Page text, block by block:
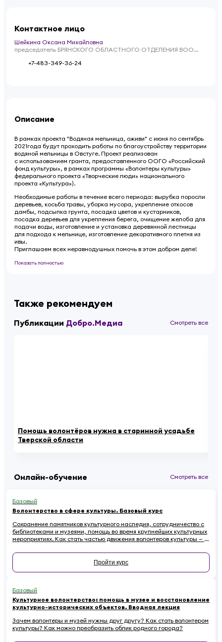
Контактное лицо
Шейкина Оксана Михайловна
председатель БРЯНСКОГО ОБЛАСТНОГО ОТДЕЛЕНИЯ ВОО
+7-483-349-36-24
Описание
В рамках проекта "Водяная мельница, оживи" с июня по сентябрь
2021года будут проходить работы по благоустройству территории
водяной мельницы в Овстуге. Проект реализован
с использованием гранта, предоставленного ООГО «Российский
фонд культуры», в рамках программы «Волонтеры культуры»
федерального проекта «Творческие люди» национального
проекта «Культура»).
Необходимые работы в течение всего периода: вырубка поросли
деревьев, косьба травы, уборка мусора, укрепление откосов
дамбы, подсыпка грунта, посадка цветов и кустарников,
посадка деревьев для укрепления берега, очищение желоба для
подачи воды, изготовление и установка деревянной лестницы
для подхода к мельнице, изготовление декоративного плетня из
ивы.
Приглашаем всех неравнодушных помочь в этом добром деле!
Показать полностью
Также рекомендуем
Публикации Добро.Медиа Смотреть все
Помощь волонтёров нужна в старинной усадьбе
Тверской области
Онлайн-обучение Смотреть все
Базовый
Волонтерство в сфере культуры. Базовый курс
Сохранение памятников культурного наследия, сотрудничество с
библиотеками и музеями, помощь во время крупнейших культурных
мероприятиях. Как стать частью движения волонтеров культуры — в
Пройти курс
Базовый
Культурное волонтерство: помощь в музее и восстановление
культурно-исторических объектов. Вводная лекция
Зачем волонтеры и музей нужны друг другу? Как стать волонтером
культуры? Как можно преобразить облик родного города?